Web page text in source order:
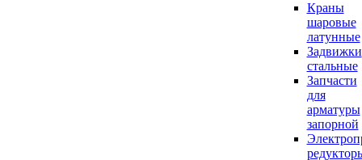
Краны
шаровые
латунные
Задвижки
стальные
Запчасти
для
арматуры
запорной